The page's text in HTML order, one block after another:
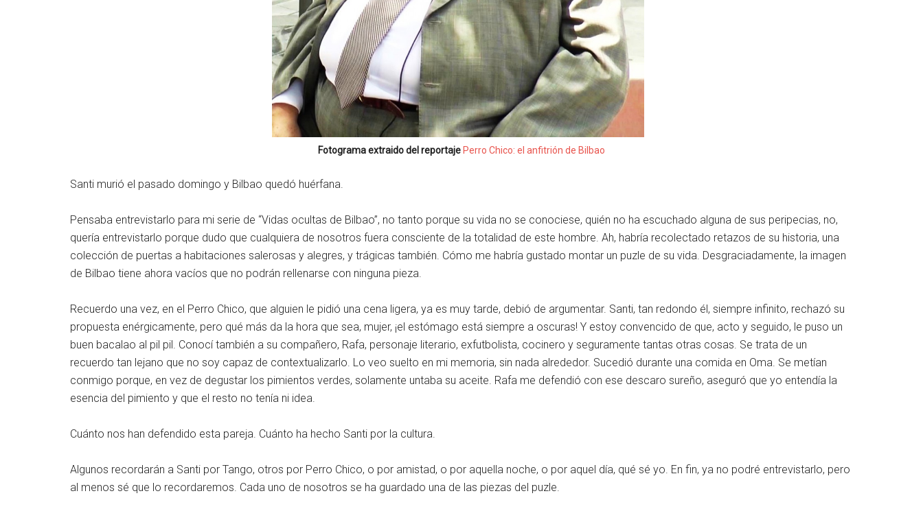
Fotograma extraido del reportaje Perro Chico: el anfitrión de Bilbao
Santi murió el pasado domingo y Bilbao quedó huérfana.
Pensaba entrevistarlo para mi serie de “Vidas ocultas de Bilbao”, no tanto porque su vida no se conociese, quién no ha escuchado alguna de sus peripecias, no,
quería entrevistarlo porque dudo que cualquiera de nosotros fuera consciente de la totalidad de este hombre. Ah, habría recolectado retazos de su historia, una
colección de puertas a habitaciones salerosas y alegres, y trágicas también. Cómo me habría gustado montar un puzle de su vida. Desgraciadamente, la imagen
de Bilbao tiene ahora vacíos que no podrán rellenarse con ninguna pieza.
Recuerdo una vez, en el Perro Chico, que alguien le pidió una cena ligera, ya es muy tarde, debió de argumentar. Santi, tan redondo él, siempre infinito, rechazó su
propuesta enérgicamente, pero qué más da la hora que sea, mujer, ¡el estómago está siempre a oscuras! Y estoy convencido de que, acto y seguido, le puso un
buen bacalao al pil pil. Conocí también a su compañero, Rafa, personaje literario, exfutbolista, cocinero y seguramente tantas otras cosas. Se trata de un
recuerdo tan lejano que no soy capaz de contextualizarlo. Lo veo suelto en mi memoria, sin nada alrededor. Sucedió durante una comida en Oma. Se metían
conmigo porque, en vez de degustar los pimientos verdes, solamente untaba su aceite. Rafa me defendió con ese descaro sureño, aseguró que yo entendía la
esencia del pimiento y que el resto no tenía ni idea.
Cuánto nos han defendido esta pareja. Cuánto ha hecho Santi por la cultura.
Algunos recordarán a Santi por Tango, otros por Perro Chico, o por amistad, o por aquella noche, o por aquel día, qué sé yo. En fin, ya no podré entrevistarlo, pero
al menos sé que lo recordaremos. Cada uno de nosotros se ha guardado una de las piezas del puzle.